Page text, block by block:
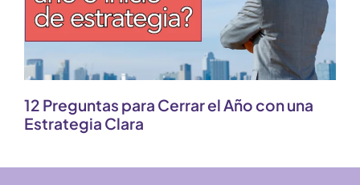
12 Preguntas para Cerrar el Año con una
Estrategia Clara